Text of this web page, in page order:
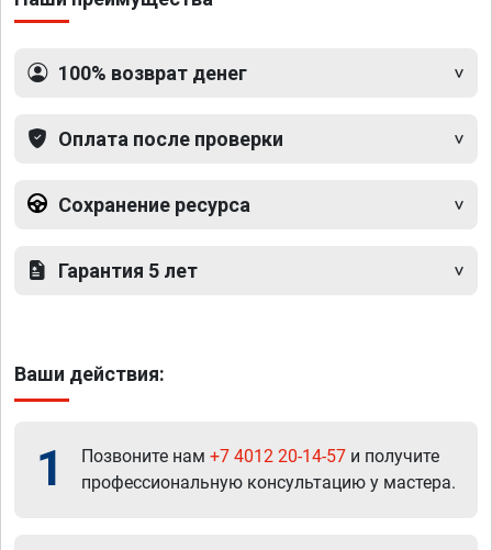
100% возврат денег
Оплата после проверки
Сохранение ресурса
Гарантия 5 лет
Ваши действия:
1 Позвоните нам +7 4012 20-14-57 и получите
профессиональную консультацию у мастера.